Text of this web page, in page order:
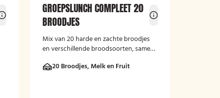
GROEPSLUNCH COMPLEET 20
BROODJES
Mix van 20 harde en zachte broodjes
en verschillende broodsoorten, samen
20 Broodjes, Melk en Fruit